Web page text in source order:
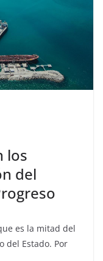
los
del
es la mitad del
del Estado. Por